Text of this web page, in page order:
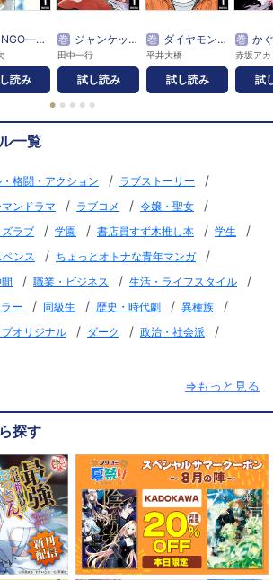
ブンゴ―
読み
巻 ジャンケットバンク
田中一行
試し読み
巻 ダイヤモンドの功罪
平井大橋
試し読み
巻 かぐや様は告ら
赤坂アカ
試
● ● ● ● ●
一覧
格闘・アクション / ラブストーリー /
マンドラマ / ラブコメ / 令嬢・聖女 /
ラブ / 学園 / 書店員すず木推し本 / 学生 /
ンス / ちょっとオトナな青年マンガ /
/ 職業・ビジネス / 生活・ライフスタイル /
ー / 同級生 / 歴史・時代劇 / 異種族 /
オリジナル / ダーク / 政治・社会派 /
⇒もっと見る
探す